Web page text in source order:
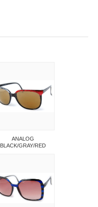
ANALOG
BLACK/GRAY/RED